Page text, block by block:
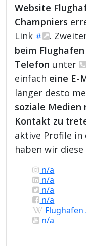
Website
Champniers
Link # .
beim
Telefon unter
einfach eine E-
länger desto
soziale Medien
Kontakt zu
aktive Profile in
haben wir
n/a
n/a
n/a
n/a
n/a